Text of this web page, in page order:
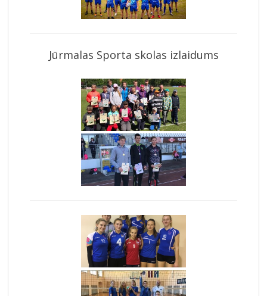
Jūrmalas Sporta skolas izlaidums